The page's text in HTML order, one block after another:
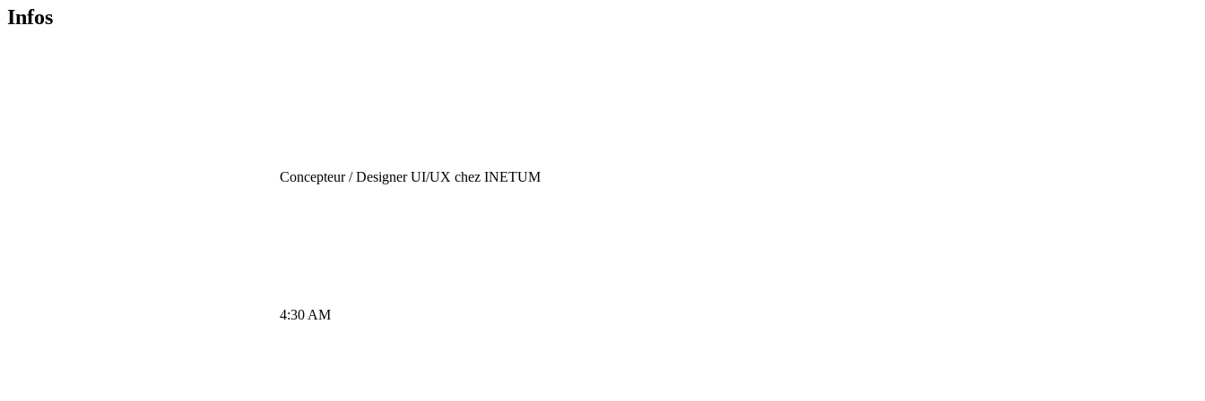
Infos
Concepteur / Designer UI/UX chez INETUM
4:30 AM